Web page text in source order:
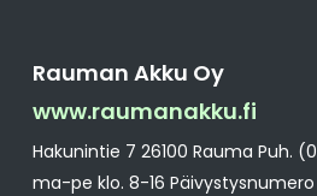
Rauman Akku Oy
www.raumanakku.fi
Hakunintie 7 26100 Rauma Puh.
ma-pe klo. 8-16